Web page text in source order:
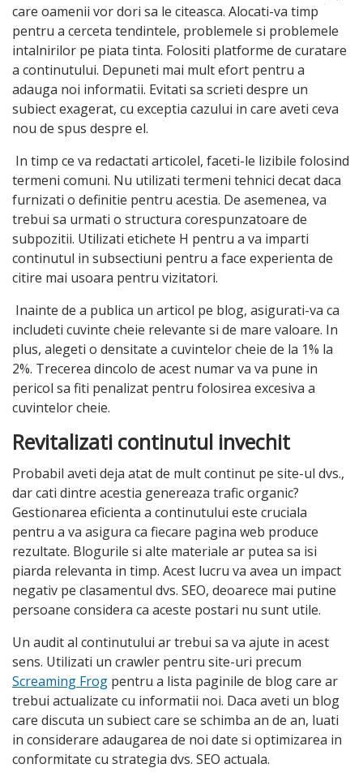
care oamenii vor dori sa le citeasca. Alocati-va timp
pentru a cerceta tendintele, problemele si problemele
intalnirilor pe piata tinta. Folositi platforme de curatare
a continutului. Depuneti mai mult efort pentru a
adauga noi informatii. Evitati sa scrieti despre un
subiect exagerat, cu exceptia cazului in care aveti ceva
nou de spus despre el.
In timp ce va redactati articolel, faceti-le lizibile folosind
termeni comuni. Nu utilizati termeni tehnici decat daca
furnizati o definitie pentru acestia. De asemenea, va
trebui sa urmati o structura corespunzatoare de
subpozitii. Utilizati etichete H pentru a va imparti
continutul in subsectiuni pentru a face experienta de
citire mai usoara pentru vizitatori.
Inainte de a publica un articol pe blog, asigurati-va ca
includeti cuvinte cheie relevante si de mare valoare. In
plus, alegeti o densitate a cuvintelor cheie de la 1% la
2%. Trecerea dincolo de acest numar va va pune in
pericol sa fiti penalizat pentru folosirea excesiva a
cuvintelor cheie.
Revitalizati continutul invechit
Probabil aveti deja atat de mult continut pe site-ul dvs.,
dar cati dintre acestia genereaza trafic organic?
Gestionarea eficienta a continutului este cruciala
pentru a va asigura ca fiecare pagina web produce
rezultate. Blogurile si alte materiale ar putea sa isi
piarda relevanta in timp. Acest lucru va avea un impact
negativ pe clasamentul dvs. SEO, deoarece mai putine
persoane considera ca aceste postari nu sunt utile.
Un audit al continutului ar trebui sa va ajute in acest
sens. Utilizati un crawler pentru site-uri precum
Screaming Frog pentru a lista paginile de blog care ar
trebui actualizate cu informatii noi. Daca aveti un blog
care discuta un subiect care se schimba an de an, luati
in considerare adaugarea de noi date si optimizarea in
conformitate cu strategia dvs. SEO actuala.